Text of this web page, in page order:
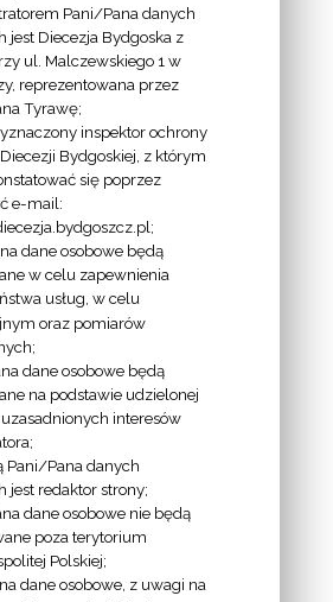
Pani/Pana danych
jest Diecezja Bydgoska z
ul. Malczewskiego 1 w
reprezentowana przez
Tyrawę;
inspektor ochrony
Bydgoskiej, z którym
się poprzez
e-mail:
dane osobowe będą
w celu zapewnienia
usług, w celu
oraz pomiarów
dane osobowe będą
na podstawie udzielonej
interesów
Pani/Pana danych
jest redaktor strony;
dane osobowe nie będą
poza terytorium
Polskiej;
dane osobowe, z uwagi na